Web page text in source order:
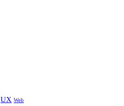
UX Web